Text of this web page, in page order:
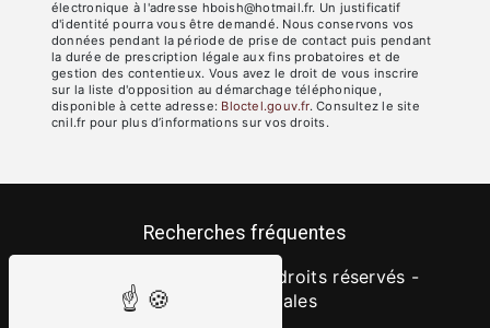
électronique à l'adresse hboish@hotmail.fr. Un justificatif
d'identité pourra vous être demandé. Nous conservons vos
données pendant la période de prise de contact puis pendant
la durée de prescription légale aux fins probatoires et de
gestion des contentieux. Vous avez le droit de vous inscrire
sur la liste d'opposition au démarchage téléphonique,
disponible à cette adresse:
Bloctel.gouv.fr. Consultez le site
cnil.fr pour plus d’informations sur vos droits.
Recherches fréquentes
- 2026 - Tous droits réservés -
Mentions légales